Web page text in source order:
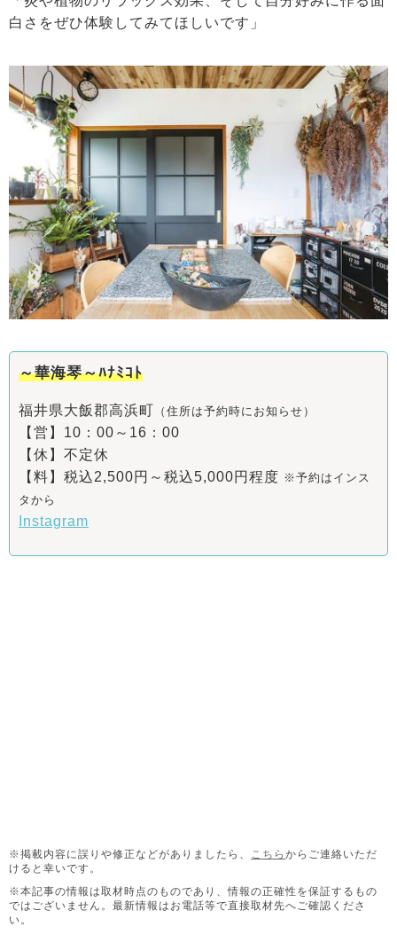
白さをぜひ体験してみてほしいです」
～華海琴～ﾊﾅﾐｺﾄ
福井県大飯郡高浜町 （住所は予約時にお知らせ）
【営】10：00～16：00
【休】不定休
【料】税込2,500円～税込5,000円程度 ※予約はインス
タから
Instagram
※掲載内容に誤りや修正などがありましたら、 こちら からご連絡いただ
けると幸いです。
※本記事の情報は取材時点のものであり、情報の正確性を保証するもの
ではございません。 最新情報はお電話等で直接取材先へご確認くださ
い。